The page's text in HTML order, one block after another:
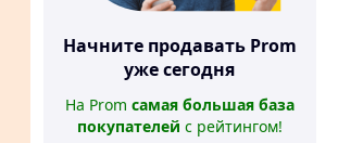
Начните продавать Prom
уже сегодня
На Prom самая большая база
покупателей с рейтингом!